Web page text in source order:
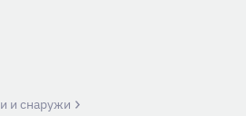
и снаружи